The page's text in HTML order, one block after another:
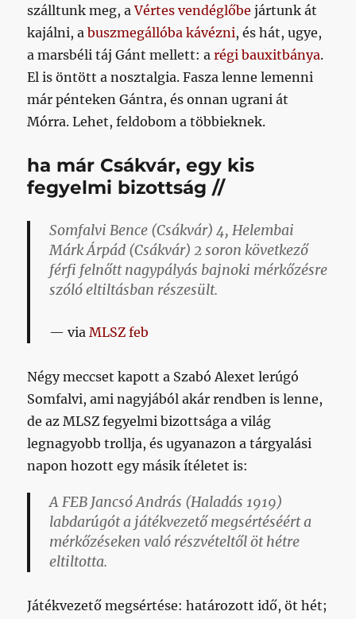
szálltunk meg, aVértes vendéglőbe jártunk át
kajálni, abuszmegállóba kávézni, és hát, ugye,
a marsbéli táj Gánt mellett: arégi bauxitbánya.
El is öntött a nosztalgia. Fasza lenne lemenni
már pénteken Gántra, és onnan ugrani át
Mórra. Lehet, feldobom a többieknek.
ha már Csákvár, egy kis
fegyelmi bizottság //
Somfalvi Bence (Csákvár) 4, Helembai
Márk Árpád (Csákvár) 2 soron következő
férfi felnőtt nagypályás bajnoki mérkőzésre
szóló eltiltásban részesült.
viaMLSZ feb
Négy meccset kapott a Szabó Alexet lerúgó
Somfalvi, ami nagyjából akár rendben is lenne,
de az MLSZ fegyelmi bizottsága a világ
legnagyobb trollja, és ugyanazon a tárgyalási
napon hozott egy másik ítéletet is:
A FEB Jancsó András (Haladás 1919)
labdarúgót a játékvezető megsértéséért a
mérkőzéseken való részvételtől öt hétre
eltiltotta.
Játékvezető megsértése: határozott idő, öt hét;